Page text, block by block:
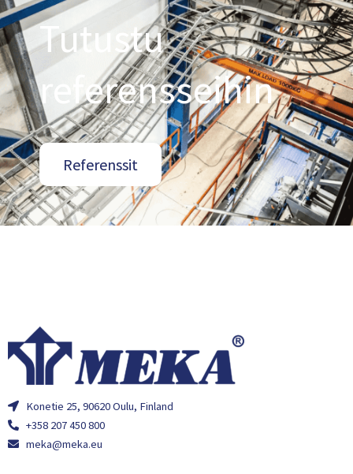
Tutustu
referensseihin
Referenssit
Konetie 25, 90620 Oulu, Finland
+358 207 450 800
meka@meka.eu